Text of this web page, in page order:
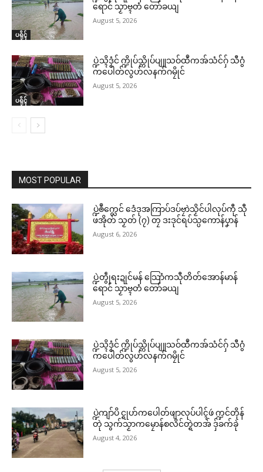
ပရိုၚ်
ရောင် သၟာဗ္ၚတံ တော်ခယျ
August 5, 2026
ပရိုၚ်
ပ္ဍဲသ္ၚိဒၟံင် က္ဍိုပ်သ္ကိုပ်ပျူသဝ်ထဳကအ်သံင်ဂှ် သီဂွံ
ကပေါတ်လွဟ်လနက်ဂမၠိုင်
August 5, 2026
MOST POPULAR
ပ္ဍဲၜဳက္လေင် ဒေံဒုအကြာပ်ဒပ်ဗၠာဲသၟိင်ပါလုပ်ကီု သီု
ဖအိုတ် သၟတ် (၇) တၠ ဒးဒုင်ရပ်သ္ပကောန်ပၞာန်
August 6, 2026
ပ္ဍဲတွဵုရးဍုင်မန် သြောံကသီုတိတ်အောန်မာန်
ရောင် သၟာဗ္ၚတံ တော်ခယျ
August 5, 2026
ပ္ဍဲသ္ၚိဒၟံင် က္ဍိုပ်သ္ကိုပ်ပျူသဝ်ထဳကအ်သံင်ဂှ် သီဂွံ
ကပေါတ်လွဟ်လနက်ဂမၠိုင်
August 5, 2026
ပ္ဍဲကျာ်ပိ င္ရုဟ်ကပေါတ်ဖျာလုပ်ပါၚ်ဖဴ က္ဍင်တိုန်
တုဲ သွက်သၟာကမၠောန်စလိင်တ္ရဲတအ် ဒှ်ခက်ခုဲ
August 4, 2026